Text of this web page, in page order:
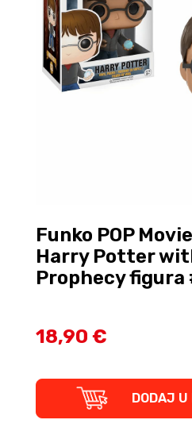
Funko POP
Harry Potter
Prophecy figura
18,90 €
Funko
Movies
DODAJ U